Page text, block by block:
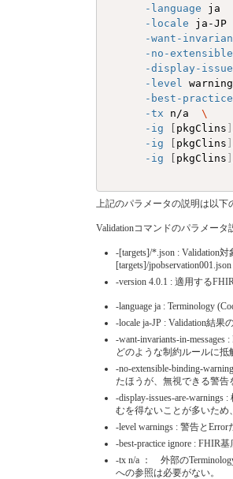
-language
-locale ja-
-want-
-no-
-display-
-level
-best-practice
-tx n/a \
-ig
[ pkgClins ]
-ig
[ pkgClins ]
-ig
[ pkgClins ]
上記のパラメータの説明は以下
Validationコマンドのパラメータ
-[targets]/*.json : Validation
[targets]/
-version 4.0.1 : 適用する
-language ja : Terminology
-locale ja-JP : Validation結
-want-invariants-in-
どのような制約ルールに抵
-no-extensible-binding-
たほうが、無視できる警告
-display-issues-are-
むを得ないことが多いため
-level warnings : 警告と
-best-practice ignore : FHIR
-tx n/a ： 外部の
への参照は必要がない。